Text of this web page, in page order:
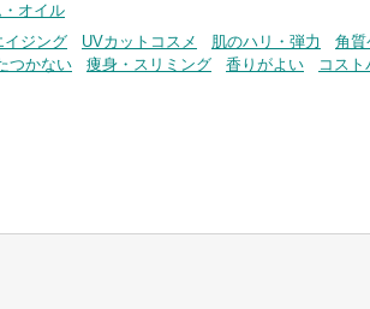
オイル
イジング UVカットコスメ 肌のハリ・弾力 角質
つかない 痩身・スリミング 香りがよい コス